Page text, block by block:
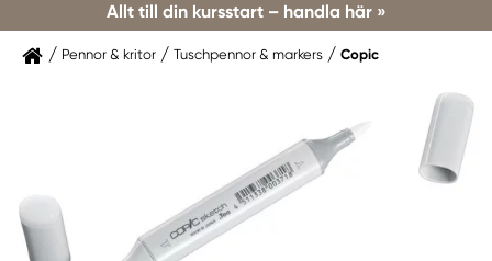
Allt till din kursstart – handla här »
Pennor & kritor Tuschpennor & markers Copic